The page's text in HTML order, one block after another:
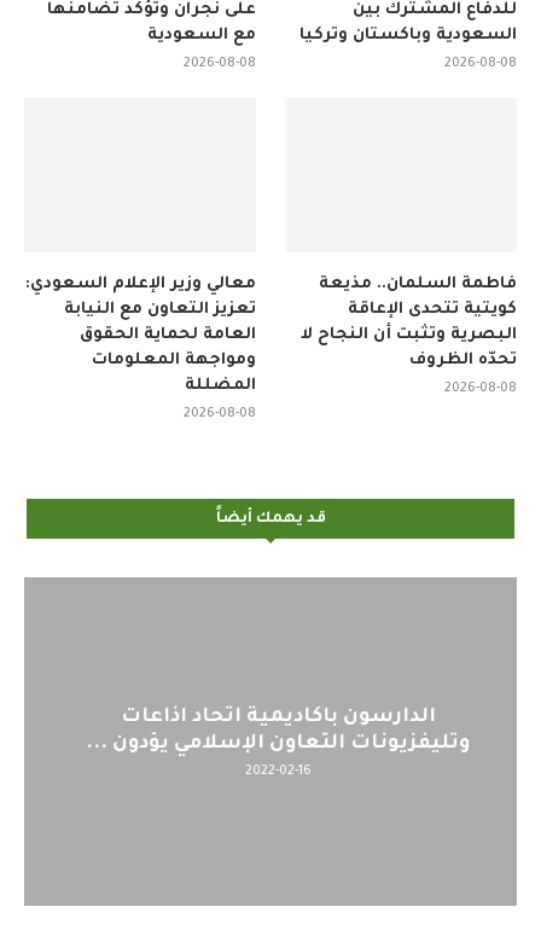
على نجران وتؤكد تضامنها
مع السعودية
2026-08-08
للدفاع المشترك بين
السعودية وباكستان وتركيا
2026-08-08
معالي وزير الإعلام السعودي:
تعزيز التعاون مع النيابة
العامة لحماية الحقوق
ومواجهة المعلومات
المضللة
2026-08-08
فاطمة السلمان.. مذيعة
كويتية تتحدى الإعاقة
البصرية وتثبت أن النجاح لا
تحدّه الظروف
2026-08-08
قد يهمك أيضاً
اليوم : المشاركة بالاجتماع التحضيري
لمنظمي قمة اسيا...
2022-04-12